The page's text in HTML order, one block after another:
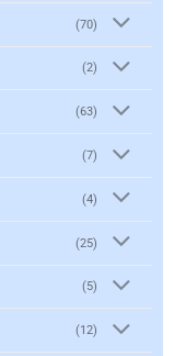
(70)
(2)
(63)
(7)
(4)
(25)
(5)
(12)